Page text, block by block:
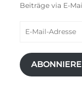
Beiträge via E-
Mail-